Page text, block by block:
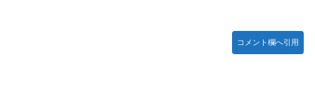
コメント欄へ引用